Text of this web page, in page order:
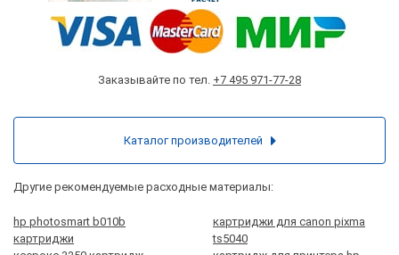
Заказывайте по тел. +7 495 971-77-28
Другие рекомендуемые расходные материалы:
hp photosmart b010b
картриджи
картриджи для canon pixma
ts5040